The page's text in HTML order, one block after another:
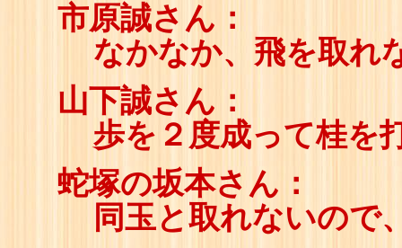
市原誠さん：
なかなか、飛を取れ
山下誠さん：
歩を２度成って桂を
蛇塚の坂本さん：
同玉と取れないので